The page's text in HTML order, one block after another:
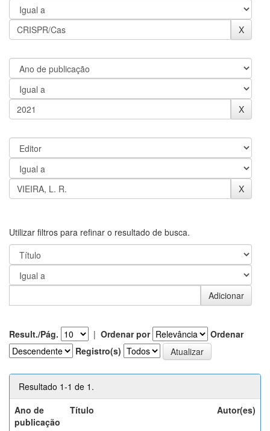
Utilizar filtros para refinar o resultado de busca.
Result./Pág. | Ordenar por
Ordenar
Registro(s)
Resultado 1-1 de 1.
Ano de
publicação
Título Autor(es)